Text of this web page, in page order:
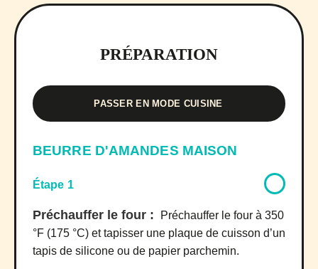
PRÉPARATION
PASSER EN MODE CUISINE
BEURRE D'AMANDES MAISON
Étape 1
Préchauffer le four :
Préchauffer le four à 350
°F (175 °C) et tapisser une plaque de cuisson d’un
tapis de silicone ou de papier parchemin.